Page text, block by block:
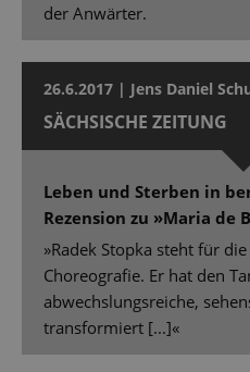
der Anwärter.
26.6.2017 | Jens Daniel
SÄCHSISCHE ZEITUNG
Leben und Sterben in
Rezension zu »Maria de
»Radek Stopka steht für
Choreografie. Er hat den
abwechslungsreiche,
transformiert [...]«